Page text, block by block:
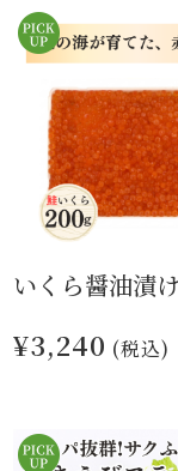
いくら醤油漬け
¥3,240 (税込)